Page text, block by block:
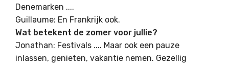
Denemarken ....
Guillaume: En Frankrijk ook.
Wat betekent de zomer voor jullie?
Jonathan: Festivals .... Maar ook een pauze
inlassen, genieten, vakantie nemen. Gezellig